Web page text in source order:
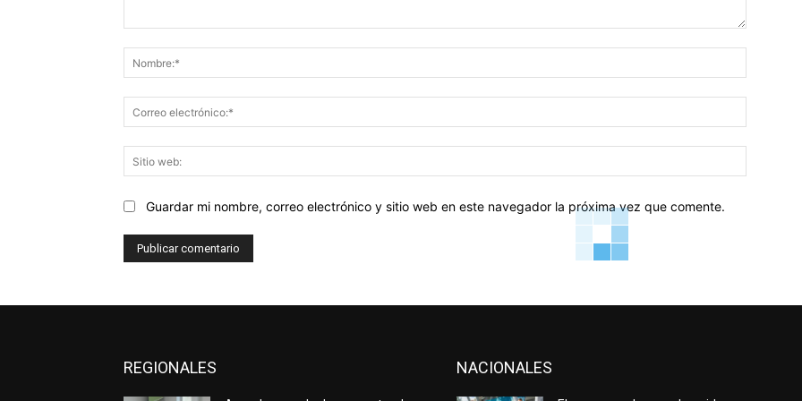
web:
Guardar mi nombre, correo electrónico y sitio web en este navegador la próxima vez que comente.
REGIONALES NACIONALES